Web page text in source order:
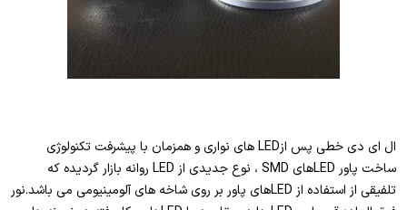
ال ای دی خطی پس ازLED های نواری و همزمان با پیشرفت تکنولوژی
ساخت پاور LEDهای SMD ، نوع جدیدی از LED روانه بازار گردیده که
تلفیقی از استفاده از LEDهای پاور بر روی شاخه های آلومینیومی می باشد.نور